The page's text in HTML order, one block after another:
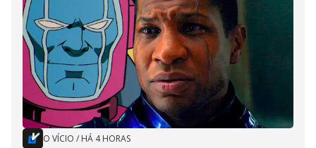
O VÍCIO / HÁ 4 HORAS